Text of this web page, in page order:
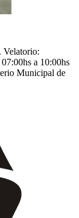
Velatorio:
a 10:00hs
Municipal de